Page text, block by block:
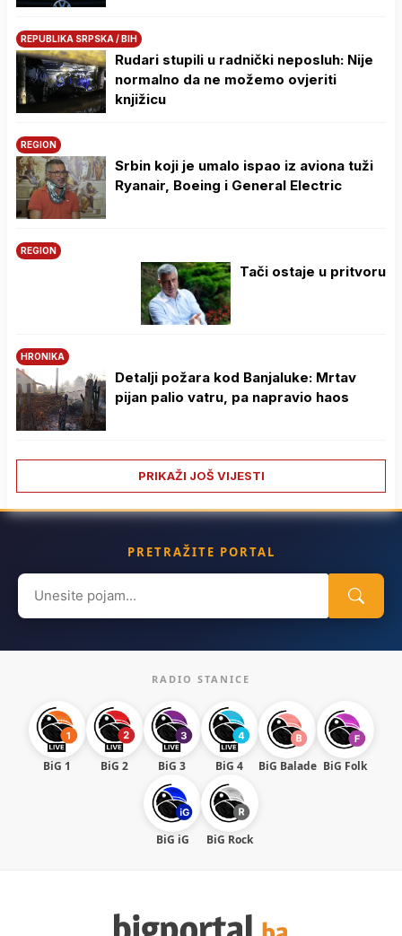
REPUBLIKA SRPSKA / BIH
Rudari stupili u radnički neposluh: Nije
normalno da ne možemo ovjeriti
knjižicu
REGION
Srbin koji je umalo ispao iz aviona tuži
Ryanair, Boeing i General Electric
REGION
Tači ostaje u pritvoru
HRONIKA
Detalji požara kod Banjaluke: Mrtav
pijan palio vatru, pa napravio haos
PRIKAŽI JOŠ VIJESTI
PRETRAŽITE PORTAL
Search
for:
RADIO STANICE
BiG 1 BiG 2 BiG 3 BiG 4 BiG Balade BiG Folk
BiG iG BiG Rock